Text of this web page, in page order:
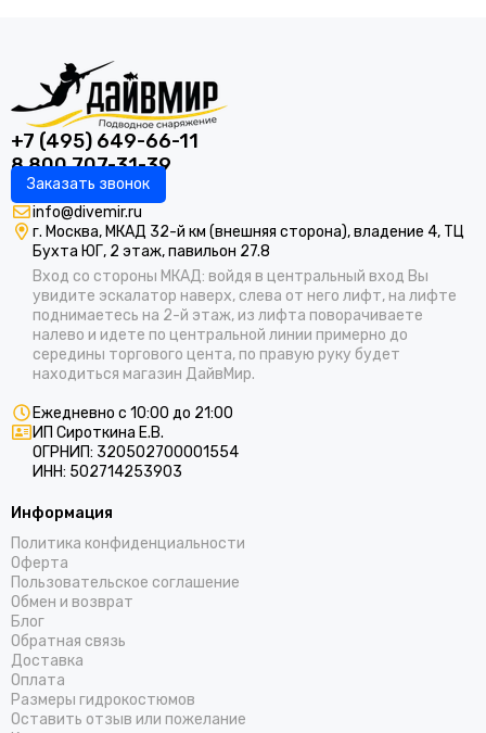
+7 (495) 649-66-11
8 800 707-31-39
Заказать звонок
info@divemir.ru
г. Москва, МКАД 32-й км (внешняя сторона), владение 4, ТЦ
Бухта ЮГ, 2 этаж, павильон 27.8
Вход со стороны МКАД: войдя в центральный вход Вы
увидите эскалатор наверх, слева от него лифт, на лифте
поднимаетесь на 2-й этаж, из лифта поворачиваете
налево и идете по центральной линии примерно до
середины торгового цента, по правую руку будет
находиться магазин ДайвМир.
Ежедневно с 10:00 до 21:00
ИП Сироткина Е.В.
ОГРНИП: 320502700001554
ИНН: 502714253903
Информация
Политика конфиденциальности
Оферта
Пользовательское соглашение
Обмен и возврат
Блог
Обратная связь
Доставка
Оплата
Размеры гидрокостюмов
Оставить отзыв или пожелание